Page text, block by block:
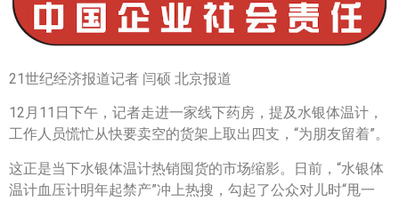
21世纪经济报道记者 闫硕 北京报道
12月11日下午，记者走进一家线下药房，提及水银体温计，
工作人员慌忙从快要卖空的货架上取出四支，“为朋友留着”。
这正是当下水银体温计热销囤货的市场缩影。日前，“水银体
温计血压计明年起禁产”冲上热搜，勾起了公众对儿时“甩一